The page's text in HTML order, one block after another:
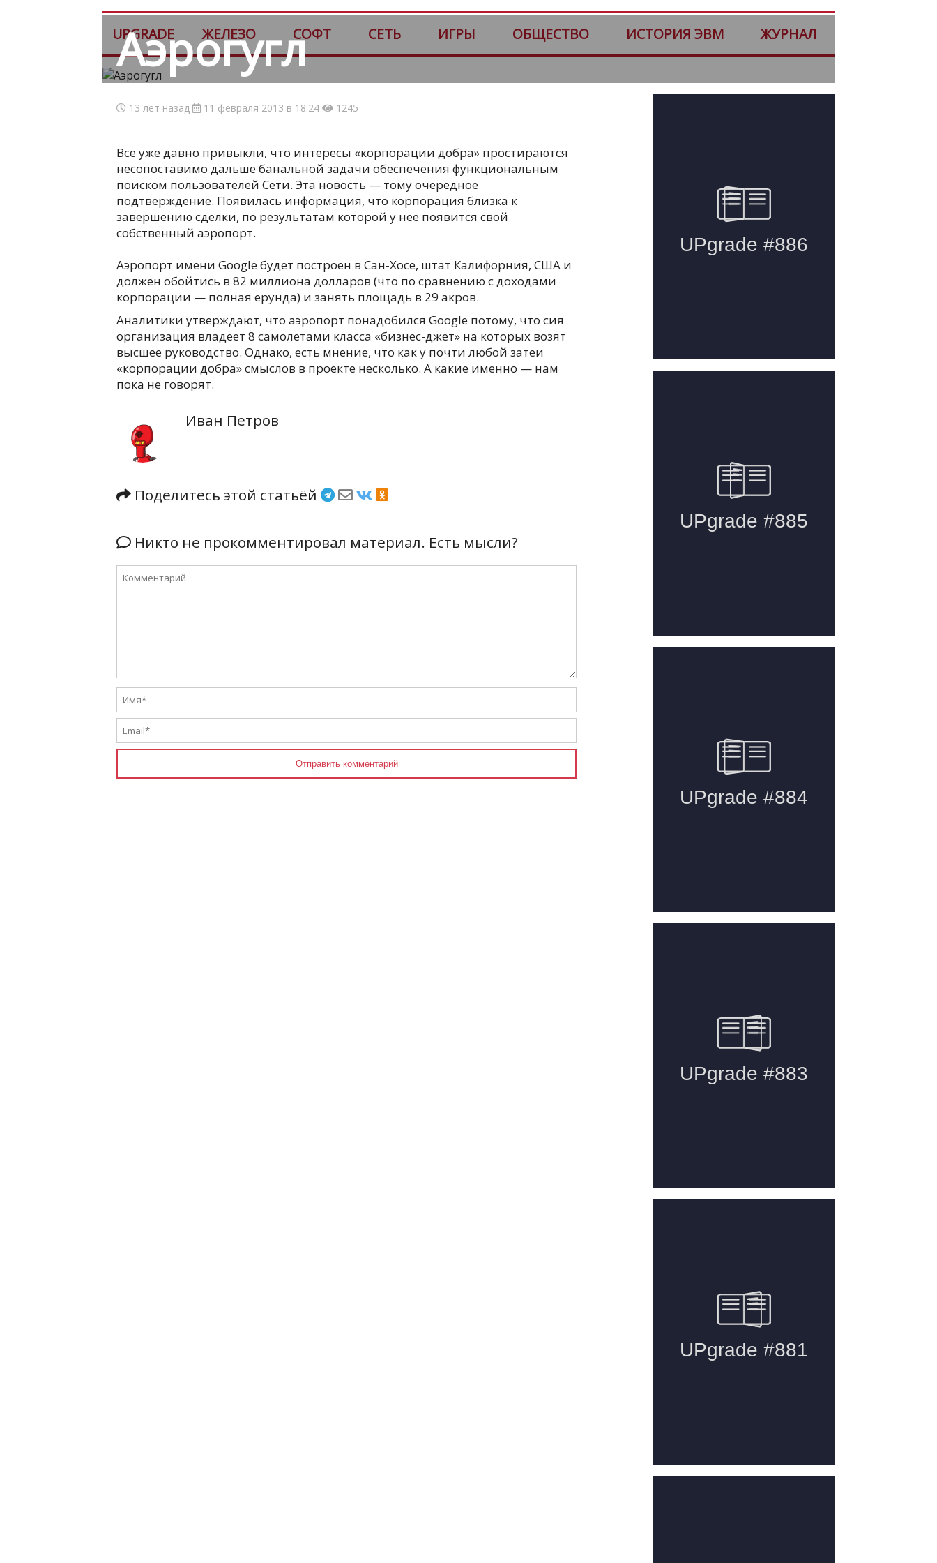
UPGRADE ЖЕЛЕЗО СОФТ СЕТЬ ИГРЫ ОБЩЕСТВО ИСТОРИЯ ЭВМ ЖУРНАЛ
Аэрогугл
13 лет назад 11 февраля 2013 в 18:24 1245
Все уже давно привыкли, что интересы «корпорации добра» простираются
несопоставимо дальше банальной задачи обеспечения функциональным
поиском пользователей Сети. Эта новость — тому очередное
подтверждение. Появилась информация, что корпорация близка к
завершению сделки, по результатам которой у нее появится свой
собственный аэропорт.
Аэропорт имени Google будет построен в Сан-Хосе, штат Калифорния, США и
должен обойтись в 82 миллиона долларов (что по сравнению с доходами
корпорации — полная ерунда) и занять площадь в 29 акров.
Аналитики утверждают, что аэропорт понадобился Google потому, что сия
организация владеет 8 самолетами класса «бизнес-джет» на которых возят
высшее руководство. Однако, есть мнение, что как у почти любой затеи
«корпорации добра» смыслов в проекте несколько. А какие именно — нам
пока не говорят.
Иван Петров
Поделитесь этой статьёй
Никто не прокомментировал материал. Есть мысли?